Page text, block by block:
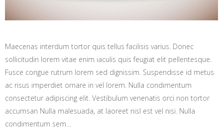
Maecenas interdum tortor quis tellus facilisis varius. Donec
sollicitudin lorem vitae enim iaculis quis feugiat elit pellentesque.
Fusce congue rutrum lorem sed dignissim. Suspendisse id metus
ac risus imperdiet ornare in vel lorem. Nulla condimentum
consectetur adipiscing elit. Vestibulum venenatis orci non tortor
accumsan Nulla malesuada, at laoreet nisl est vel nisi. Nulla
condimentum sem…